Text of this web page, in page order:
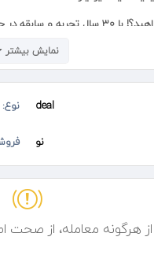
کنسول بازی
وای ببین چی موجود کردیم ،
، نوستالژی و خاطره
نمایش بیشتر
deal نوع:
نو
هرگونه معامله، از